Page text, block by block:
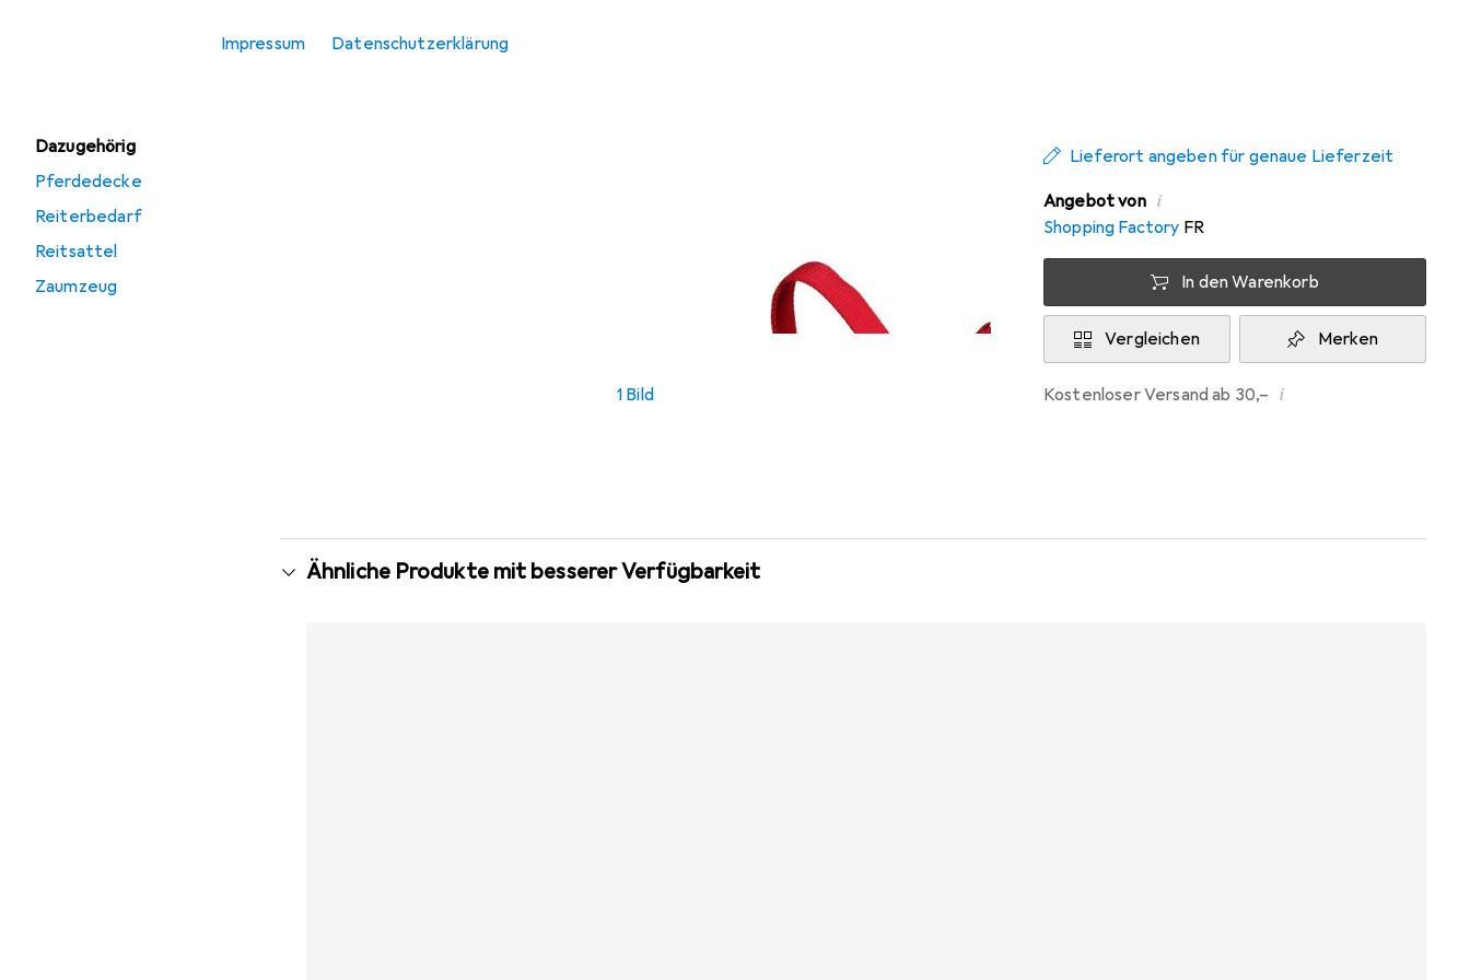
Impressum Datenschutzerklärung
Dazugehörig
Pferdedecke
Reiterbedarf
Reitsattel
Zaumzeug
1 Bild
Lieferort angeben für genaue Lieferzeit
Angebot von i
Shopping Factory FR
In den Warenkorb
Vergleichen Merken
Kostenloser Versand ab 30,– i
Ähnliche Produkte mit besserer Verfügbarkeit